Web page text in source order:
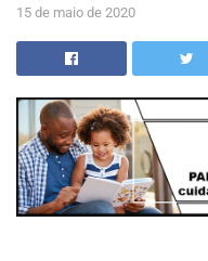
15 de maio de 2020